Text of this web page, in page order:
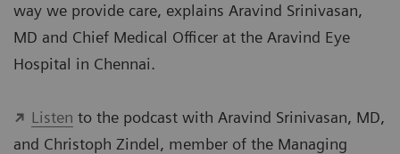
way we provide care, explains Aravind Srinivasan,
MD and Chief Medical Officer at the Aravind Eye
Hospital in Chennai.
Listen to the podcast with Aravind Srinivasan, MD,
and Christoph Zindel, member of the Managing